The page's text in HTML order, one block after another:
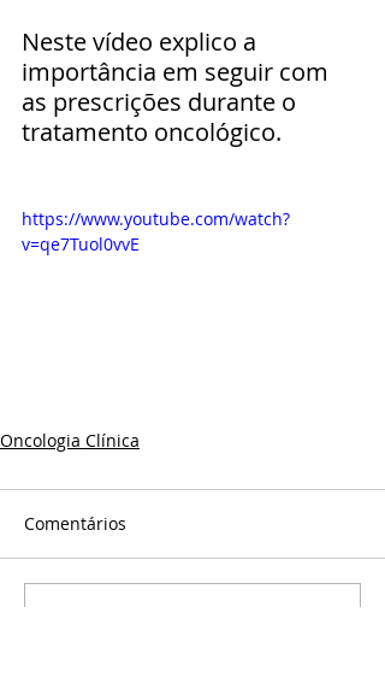
Neste vídeo explico a
importância em seguir com
as prescrições durante o
tratamento oncológico.
https://www.youtube.com/watch?
v=qe7Tuol0vvE
Oncologia Clínica
Comentários